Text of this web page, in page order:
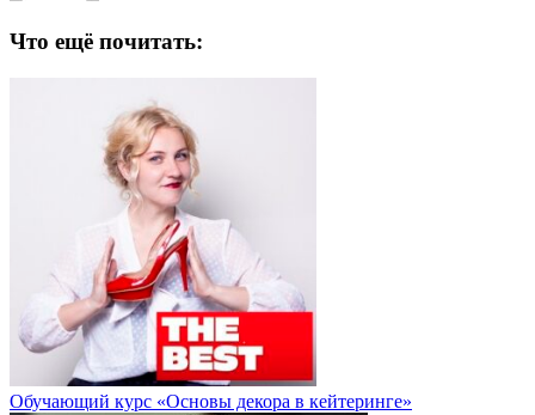
Что ещё почитать:
Обучающий курс «Основы декора в кейтеринге»